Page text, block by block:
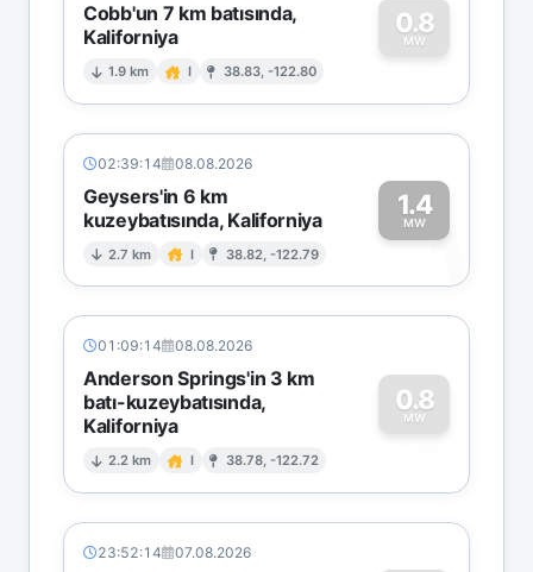
Cobb'un 7 km batısında,
Kaliforniya
1.9 km I 38.83, -122.80
0.8
MW
0
02:39:14 08.08.2026
Geysers'in 6 km
kuzeybatısında, Kaliforniya
2.7 km I 38.82, -122.79
1.4
MW1
01:09:14 08.08.2026
Anderson Springs'in 3 km
batı-kuzeybatısında,
Kaliforniya
2.2 km I 38.78, -122.72
0.8
MW
0
23:52:14 07.08.2026